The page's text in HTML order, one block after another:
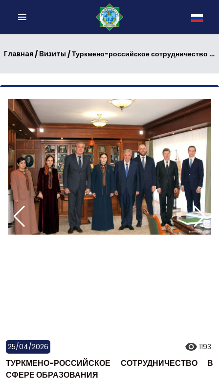
Главная / Визиты / Туркмено-российское сотрудничество в сфере образования
25/04/2026 1193
ТУРКМЕНО-РОССИЙСКОЕ СОТРУДНИЧЕСТВО В
СФЕРЕ ОБРАЗОВАНИЯ